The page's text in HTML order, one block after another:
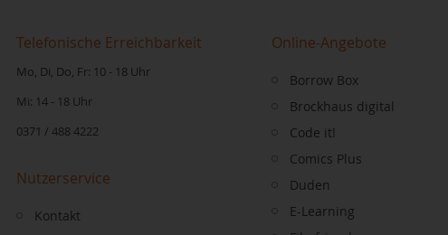
Telefonische Erreichbarkeit
Mo, Di, Do, Fr: 10 - 18 Uhr
Mi: 14 - 18 Uhr
0371 / 488 4222
Nutzerservice
Kontakt
Online-Angebote
Borrow Box
Brockhaus digital
Code it!
Comics Plus
Duden
E-Learning